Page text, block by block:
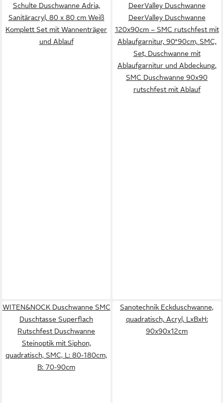
Schulte Duschwanne Adria,
Sanitäracryl, 80 x 80 cm Weiß
Komplett Set mit Wannenträger
und Ablauf
DeerValley Duschwanne
DeerValley Duschwanne
120x90cm – SMC rutschfest mit
Ablaufgarnitur, 90*90cm, SMC,
Set, Duschwanne mit
Ablaufgarnitur und Abdeckung,
SMC Duschwanne 90x90
rutschfest mit Ablauf
WITEN&NOCK Duschwanne SMC
Duschtasse Superflach
Rutschfest Duschwanne
Steinoptik mit Siphon,
quadratisch, SMC, L: 80-180cm,
B: 70-90cm
Sanotechnik Eckduschwanne,
quadratisch, Acryl, LxBxH:
90x90x12cm